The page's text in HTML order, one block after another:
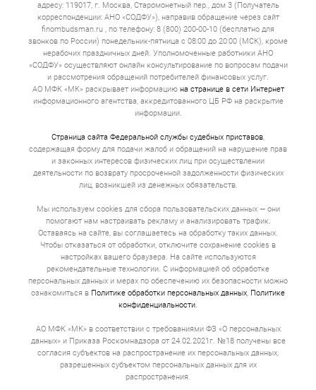
адресу: 119017, г. Москва, Старомонетный пер., дом 3 (Получатель
корреспонденции: АНО «СОДФУ»), направив обращение через сайт
finombudsman.ru , по телефону: 8 (800) 200-00-10 (бесплатно для
звонков по России) понедельник-пятница с 08:00 до 20:00 (МСК), кроме
нерабочих праздничных дней. Уполномоченные работники АНО
«СОДФУ» осуществляют онлайн консультирование по вопросам подачи
и рассмотрения обращений потребителей финансовых услуг.
АО МФК «МК» раскрывает информацию на странице в сети Интернет
информационного агентства, аккредитованного ЦБ РФ на раскрытие
информации.
Страница сайта Федеральной службы судебных приставов,
содержащая форму для подачи жалоб и обращений на нарушение прав
и законных интересов физических лиц при осуществлении
деятельности по возврату просроченной задолженности физических
лиц, возникшей из денежных обязательств.
Мы используем cookies для сбора пользовательских данных — они
помогают нам настраивать рекламу и анализировать трафик.
Оставаясь на сайте, вы соглашаетесь на обработку таких данных.
Чтобы отказаться от обработки, отключите сохранение cookies в
настройках вашего браузера. На сайте используются
рекомендательные технологии. С информацией об обработке
персональных данных и мерах по обеспечению их безопасности можно
ознакомиться в Политике обработки персональных данных, Политике
конфиденциальности.
АО МФК «МК» в соответствии с требованиями ФЗ «О персональных
данных» и Приказа Роскомнадзора от 24.02.2021г. №18 получены все
согласия субъектов на распространение их персональных данных,
разрешенных субъектом персональных данных для их
распространения.